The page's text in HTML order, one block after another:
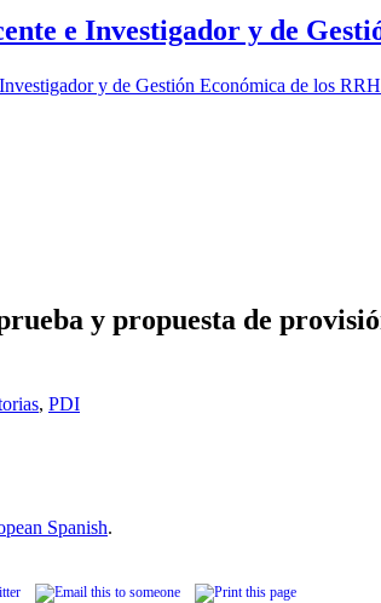
e Investigador y de
y de Gestión Económica de los
y propuesta de
, PDI
Spanish.